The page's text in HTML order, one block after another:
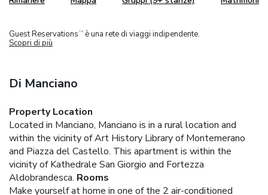
Guest Reservations TM
è una rete di viaggi indipendente.
Scopri di più
Di Manciano
Property Location
Located in Manciano, Manciano is in a rural location and
within the vicinity of Art History Library of Montemerano
and Piazza del Castello. This apartment is within the
vicinity of Kathedrale San Giorgio and Fortezza
Aldobrandesca. Rooms
Make yourself at home in one of the 2 air-conditioned